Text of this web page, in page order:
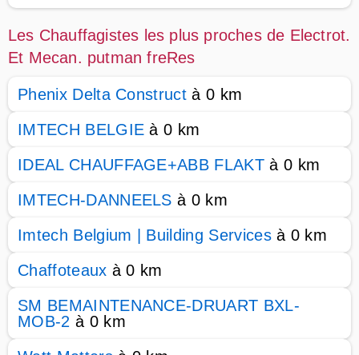
Les Chauffagistes les plus proches de Electrot.
Et Mecan. putman freRes
Phenix Delta Construct à 0 km
IMTECH BELGIE à 0 km
IDEAL CHAUFFAGE+ABB FLAKT à 0 km
IMTECH-DANNEELS à 0 km
Imtech Belgium | Building Servicesà 0 km
Chaffoteaux à 0 km
SM BEMAINTENANCE-DRUART BXL-
MOB-2 à 0 km